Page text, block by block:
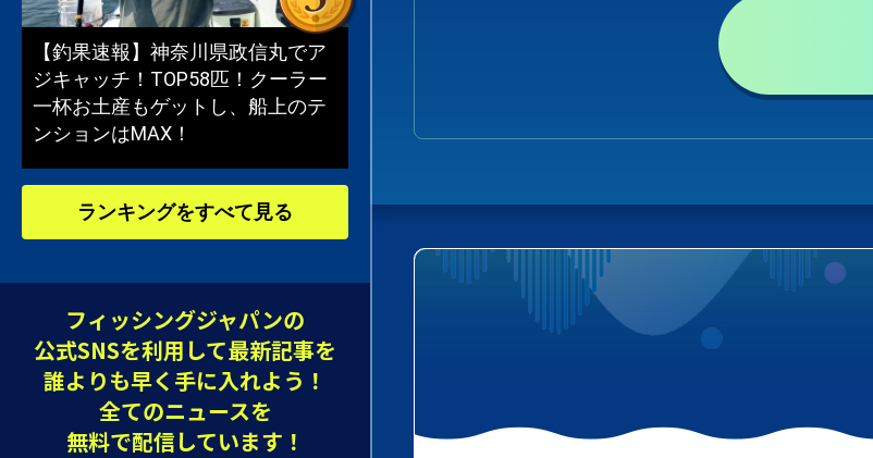
【釣果速報】神奈川県政信丸でア
ジキャッチ！TOP58匹！クーラー
一杯お土産もゲットし、船上のテ
ンションはMAX！
ランキングをすべて見る
フィッシングジャパンの
公式SNSを利用して最新記事を
誰よりも早く手に入れよう！
全てのニュースを
無料で配信しています！